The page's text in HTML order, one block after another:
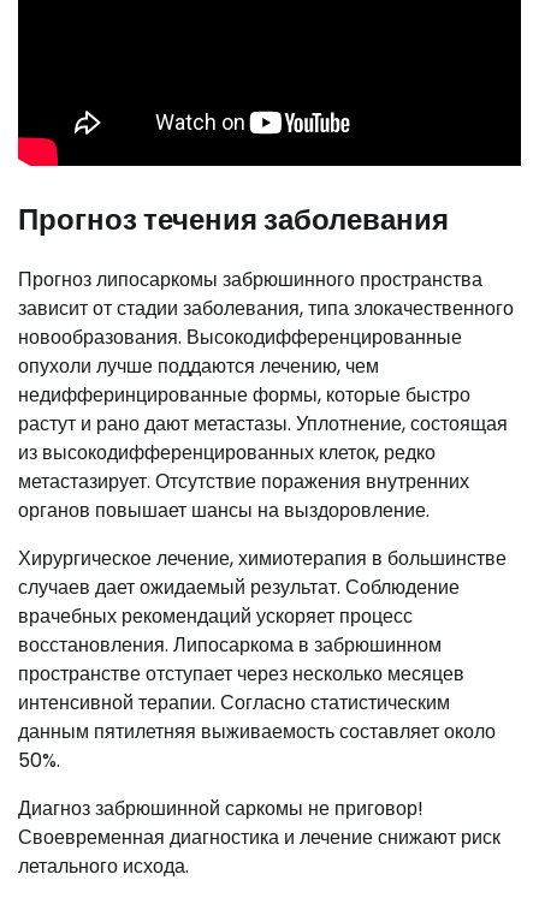
Прогноз течения заболевания
Прогноз липосаркомы забрюшинного пространства
зависит от стадии заболевания, типа злокачественного
новообразования. Высокодифференцированные
опухоли лучше поддаются лечению, чем
недифферинцированные формы, которые быстро
растут и рано дают метастазы. Уплотнение, состоящая
из высокодифференцированных клеток, редко
метастазирует. Отсутствие поражения внутренних
органов повышает шансы на выздоровление.
Хирургическое лечение, химиотерапия в большинстве
случаев дает ожидаемый результат. Соблюдение
врачебных рекомендаций ускоряет процесс
восстановления. Липосаркома в забрюшинном
пространстве отступает через несколько месяцев
интенсивной терапии. Согласно статистическим
данным пятилетняя выживаемость составляет около
50%.
Диагноз забрюшинной саркомы не приговор!
Своевременная диагностика и лечение снижают риск
летального исхода.